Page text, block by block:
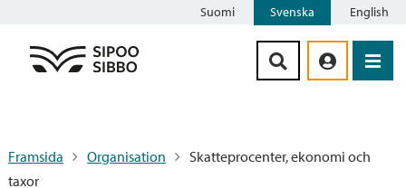
Suomi Svenska English
Framsida Organisation
Skatteprocenter, ekonomi och
taxor